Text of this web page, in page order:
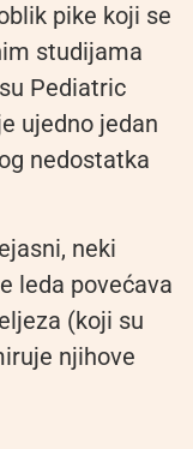
pike koji se
studijama
Pediatric
ujedno jedan
nedostatka
neki
leda povećava
(koji su
njihove